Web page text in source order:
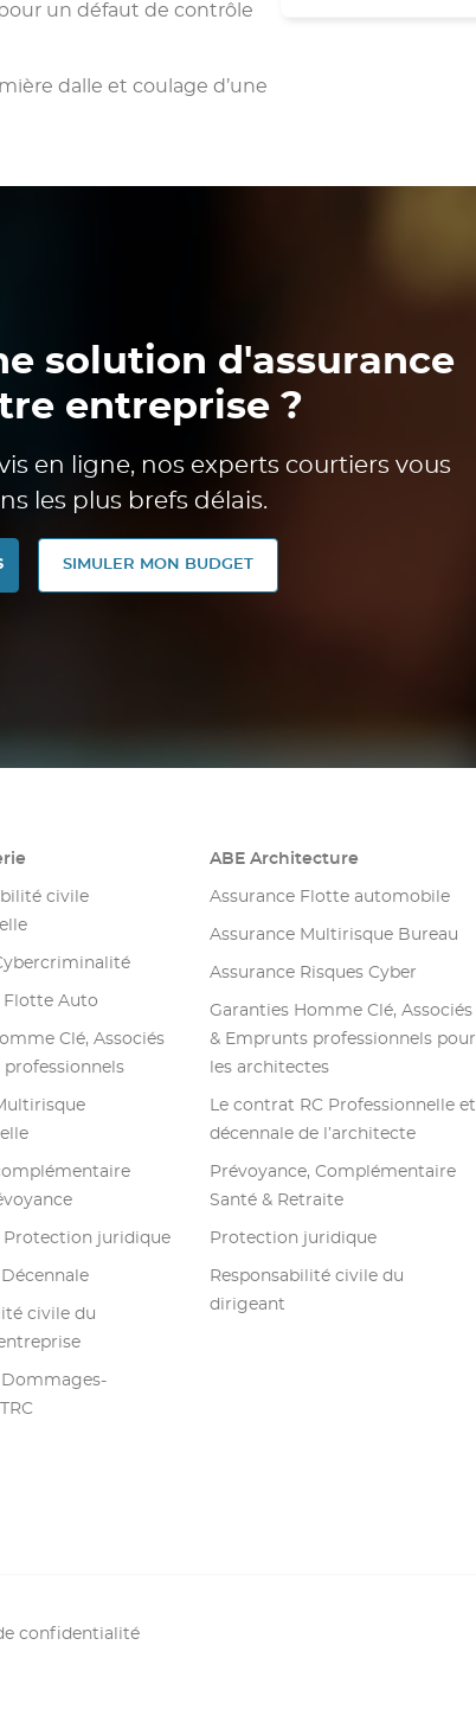
un défaut de contrôle
dalle et coulage d’une
solution d'assurance
entreprise ?
en ligne, nos experts courtiers vous
les plus brefs délais.
SIMULER MON BUDGET
civile
Flotte Auto
Clé, Associés
Protection juridique
civile du
Dommages-
ABE Architecture
Assurance Flotte automobile
Assurance Multirisque Bureau
Assurance Risques Cyber
Garanties Homme Clé, Associés
& Emprunts professionnels pour
les architectes
Le contrat RC Professionnelle et
décennale de l’architecte
Prévoyance, Complémentaire
Santé & Retraite
Protection juridique
Responsabilité civile du
dirigeant
confidentialité